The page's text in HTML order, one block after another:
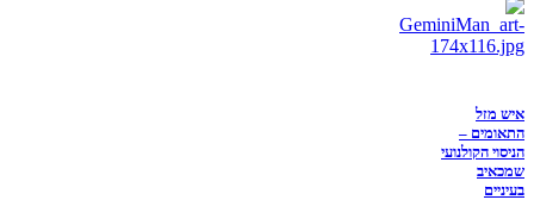
איש מזל
התאומים –
הניסוי הקולנועי
שמכאיב
בעיניים